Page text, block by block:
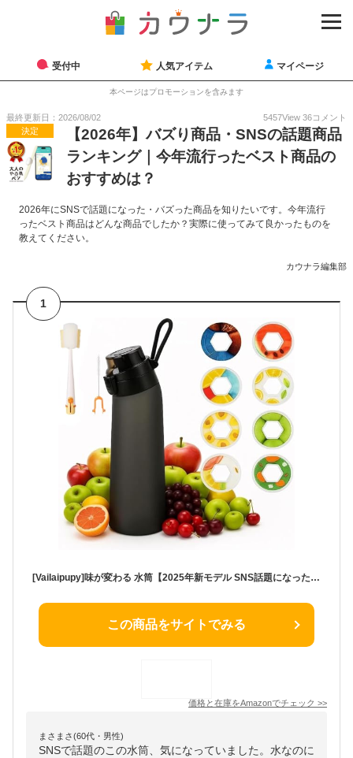
受付中 人気アイテム マイページ
本ページはプロモーションを含みます
最終更新日：2026/08/02 5457View 36コメント
決定
【2026年】バズり商品・SNSの話題商品
ランキング｜今年流行ったベスト商品の
おすすめは？
2026年にSNSで話題になった・バズった商品を知りたいです。今年流行
ったベスト商品はどんな商品でしたか？実際に使ってみて良かったものを
教えてください。
カウナラ編集部
1
[Vailaipupy]味が変わる 水筒【2025年新モデル SNS話題になった】フルーツフレーバーウォーターボトル 8種フルーツフレーバー 700ml 大容量 スポーツドリンクボトル ストロー付き BPAフリー 糖質カロリー0 直飲み 漏れ防止 ポータブル フレーバーウォーター ボトル ジム/ヨガ/オフィス対応（ストローブラシ＋カップブラシ付き）
この商品をサイトでみる
価格と在庫をAmazonでチェック >>
まさまさ(60代・男性)
SNSで話題のこの水筒、気になっていました。水なのに